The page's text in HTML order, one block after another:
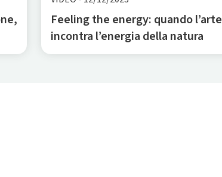
Feeling the energy: quando l’arte
incontra l’energia della natura